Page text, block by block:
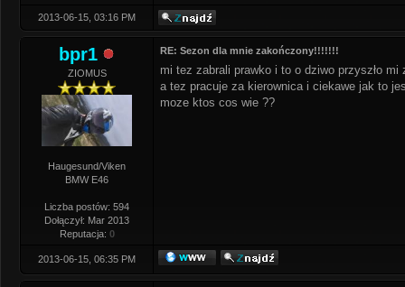
2013-06-15, 03:16 PM
bpr1
ZIOMUS
Haugesund/Viken
BMW E46
Liczba postów: 594
Dołączył: Mar 2013
Reputacja: 0
RE: Sezon dla mnie zakończony!!!!!!!
mi tez zabrali prawko i to o dziwo przyszło mi
a tez pracuje za kierownica i ciekawe jak to
moze ktos cos wie ??
2013-06-15, 06:35 PM